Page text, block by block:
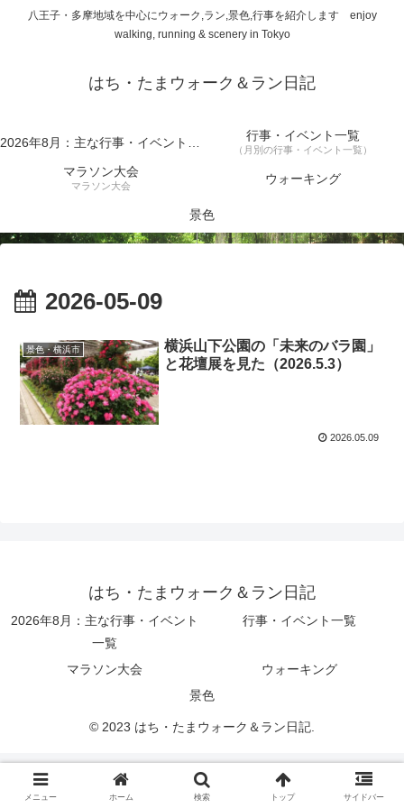
八王子・多摩地域を中心にウォーク,ラン,景色,行事を紹介します enjoy
walking, running & scenery in Tokyo
はち・たまウォーク＆ラン日記
2026年8月：主な行事・イベント一覧 行事・イベント一覧
（月別の行事・イベント一覧）
マラソン大会
マラソン大会 ウォーキング
景色
2026-05-09
景色・横浜市
横浜山下公園の「未来のバラ園」
と花壇展を見た（2026.5.3）
2026.05.09
はち・たまウォーク＆ラン日記
2026年8月：主な行事・イベント
一覧
行事・イベント一覧
マラソン大会
ウォーキング
景色
© 2023 はち・たまウォーク＆ラン日記.
メニュー ホーム 検索 トップ サイドバー